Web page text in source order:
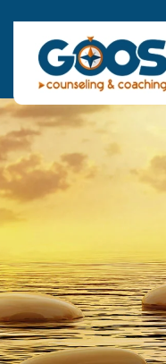
Terug
naar
hoofdinhoud